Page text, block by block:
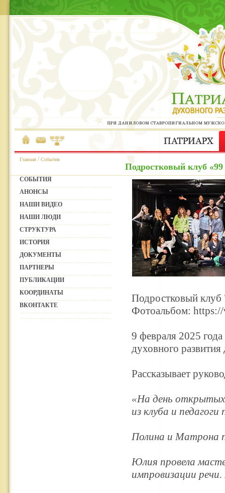
Главная /События
Подростковый клуб
СОБЫТИЯ
АНОНСЫ
НАШИ ВИДЕО
НАШИ ЛЮДИ
СТРУКТУРА
ИСТОРИЯ
ДОКУМЕНТЫ
ПАРТНЕРЫ
ПУБЛИКАЦИИ
КООРДИНАТЫ
ВКОНТАКТЕ
Подростковый клуб
Фотоальбом:
9 февраля 2025
духовного
Рассказывает
«На день
из клуба и
Полина и Матрона
Юлия провела
импровизации